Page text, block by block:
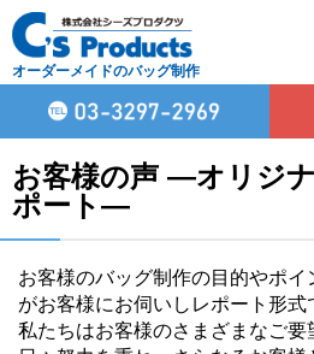
オーダーメイドのバッグ制作
お客様の声 ―オリジ
ポート―
お客様のバッグ制作の目的やポ
がお客様にお伺いしレポート形式
私たちはお客様のさまざまなご要